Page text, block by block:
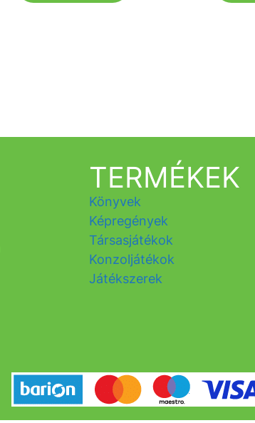
TERMÉKEK
Könyvek
Képregények
Társasjátékok
Konzoljátékok
Játékszerek